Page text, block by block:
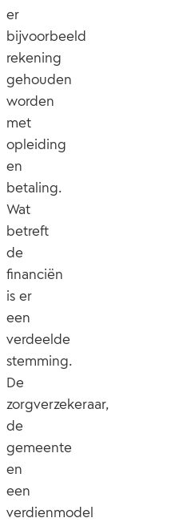
er
bijvoorbeeld
rekening
gehouden
worden
met
opleiding
en
betaling.
Wat
betreft
de
financiën
is er
een
verdeelde
stemming.
De
zorgverzekeraar,
de
gemeente
en
een
verdienmodel